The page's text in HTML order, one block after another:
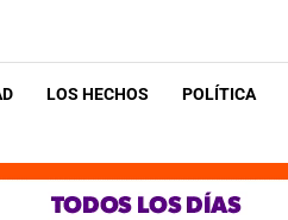
LOS HECHOS POLÍTICA